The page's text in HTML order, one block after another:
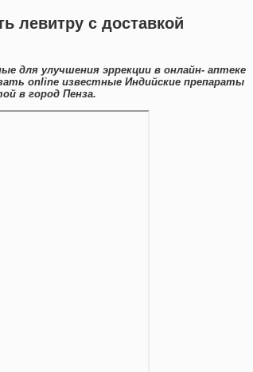
левитру с доставкой
для улучшения эррекции в онлайн- аптеке
online известные Индийские препараты
в город Пенза.